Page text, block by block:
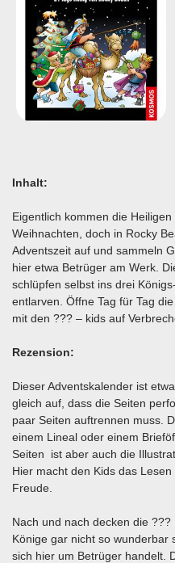
Inhalt:
Eigentlich kommen die
Weihnachten, doch in Rocky
Adventszeit auf und sammeln
hier etwa Betrüger am Werk.
schlüpfen selbst ins drei
entlarven. Öffne Tag für Tag
mit den ??? – kids auf
Rezension:
Dieser Adventskalender ist
gleich auf, dass die Seiten
paar Seiten auftrennen muss.
einem Lineal oder einem
Seiten ist aber auch die
Hier macht den Kids das
Freude.
Nach und nach decken die
Könige gar nicht so wunderbar
sich hier um Betrüger handelt.